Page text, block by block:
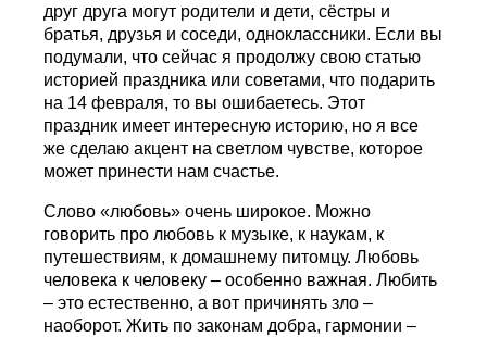
друг друга могут родители и дети, сёстры и
братья, друзья и соседи, одноклассники. Если вы
подумали, что сейчас я продолжу свою статью
историей праздника или советами, что подарить
на 14 февраля, то вы ошибаетесь. Этот
праздник имеет интересную историю, но я все
же сделаю акцент на светлом чувстве, которое
может принести нам счастье.
Слово «любовь» очень широкое. Можно
говорить про любовь к музыке, к наукам, к
путешествиям, к домашнему питомцу. Любовь
человека к человеку – особенно важная. Любить
– это естественно, а вот причинять зло –
наоборот. Жить по законам добра, гармонии –